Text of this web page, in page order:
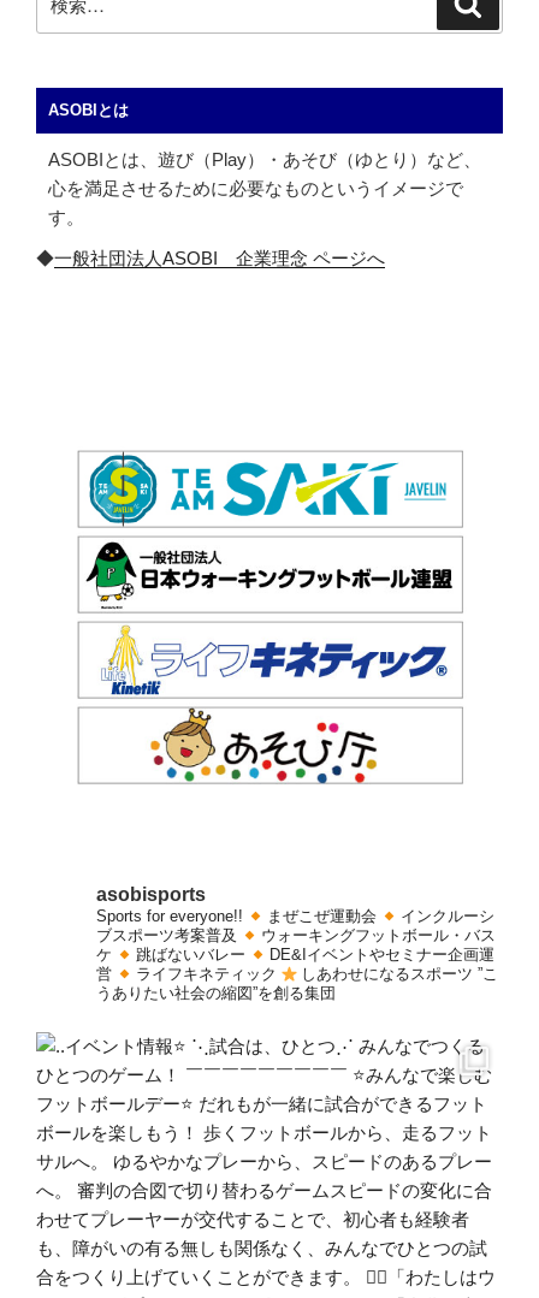
索:
ASOBIとは
ASOBIとは、遊び（Play）・あそび（ゆとり）など、
心を満足させるために必要なものというイメージで
す。
◆一般社団法人ASOBI 企業理念 ページへ
asobisports
Sports for everyone!! まぜこぜ運動会
インクルーシ
ブスポーツ考案普及
ウォーキングフットボール・バス
ケ
跳ばないバレー
DE&Iイベントやセミナー企画運
営
ライフキネティック しあわせになるスポーツ ”こ
うありたい社会の縮図”を創る集団